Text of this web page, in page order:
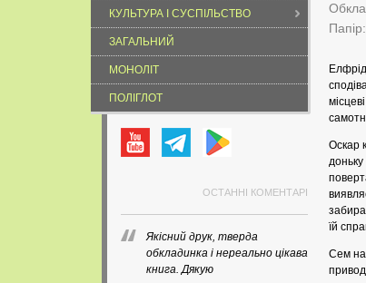
КУЛЬТУРА І СУСПІЛЬСТВО
ЗАГАЛЬНИЙ
МОНОЛІТ
ПОЛІГЛОТ
ОСТАННІ КОМЕНТАРІ
Якісний друк, тверда
обкладинка і нереально цікава
книга. Дякую
Папір:
Оскар
їй
Сем